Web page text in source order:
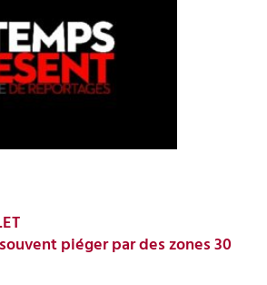
piéger par des zones 30